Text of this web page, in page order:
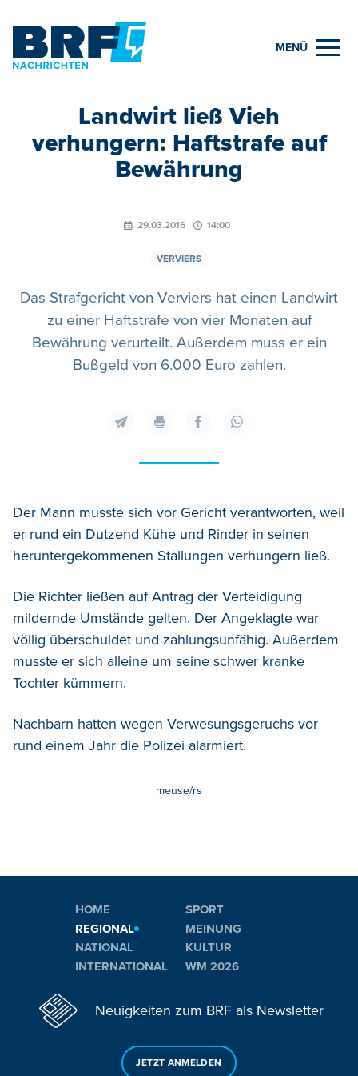
MENÜ
Landwirt ließ Vieh
verhungern: Haftstrafe auf
Bewährung
29.03.2016 14:00
VERVIERS
Das Strafgericht von Verviers hat einen Landwirt
zu einer Haftstrafe von vier Monaten auf
Bewährung verurteilt. Außerdem muss er ein
Bußgeld von 6.000 Euro zahlen.
Der Mann musste sich vor Gericht verantworten, weil
er rund ein Dutzend Kühe und Rinder in seinen
heruntergekommenen Stallungen verhungern ließ.
Die Richter ließen auf Antrag der Verteidigung
mildernde Umstände gelten. Der Angeklagte war
völlig überschuldet und zahlungsunfähig. Außerdem
musste er sich alleine um seine schwer kranke
Tochter kümmern.
Nachbarn hatten wegen Verwesungsgeruchs vor
rund einem Jahr die Polizei alarmiert.
meuse/rs
HOME
REGIONAL
NATIONAL
INTERNATIONAL
SPORT
MEINUNG
KULTUR
WM 2026
Neuigkeiten zum BRF als Newsletter
JETZT ANMELDEN